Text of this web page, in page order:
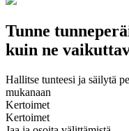
Tunne
kuin ne
Hallitse tunteesi ja säilytä
mukanaan
Kertoimet
Kertoimet